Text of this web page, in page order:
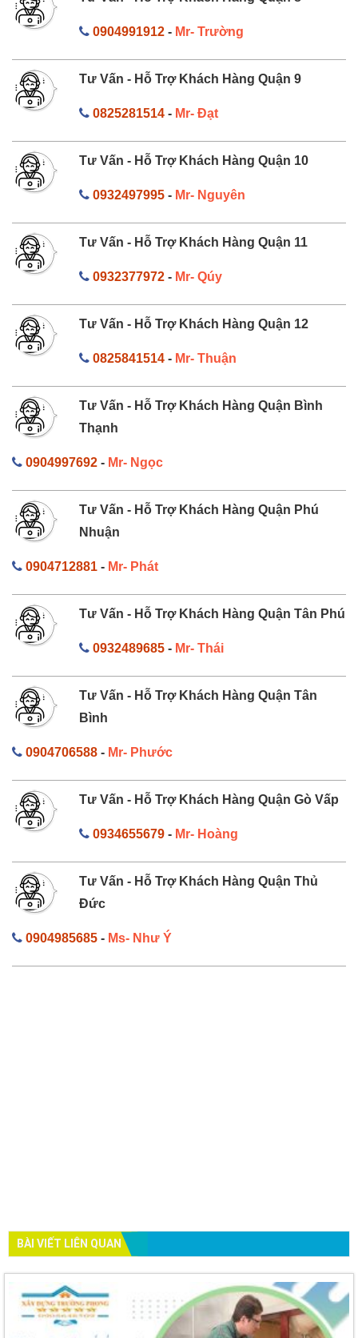
0904991912- Mr- Trường
Tư Vấn - Hỗ Trợ Khách Hàng Quận 9
0825281514- Mr- Đạt
Tư Vấn - Hỗ Trợ Khách Hàng Quận 10
0932497995- Mr- Nguyên
Tư Vấn - Hỗ Trợ Khách Hàng Quận 11
0932377972- Mr- Qúy
Tư Vấn - Hỗ Trợ Khách Hàng Quận 12
0825841514- Mr- Thuận
Tư Vấn - Hỗ Trợ Khách Hàng Quận Bình
Thạnh
0904997692 - Mr- Ngọc
Tư Vấn - Hỗ Trợ Khách Hàng Quận Phú
Nhuận
0904712881 - Mr- Phát
Tư Vấn - Hỗ Trợ Khách Hàng Quận Tân Phú
0932489685- Mr- Thái
Tư Vấn - Hỗ Trợ Khách Hàng Quận Tân
Bình
0904706588 - Mr- Phước
Tư Vấn - Hỗ Trợ Khách Hàng Quận Gò Vấp
0934655679- Mr- Hoàng
Tư Vấn - Hỗ Trợ Khách Hàng Quận Thủ
Đức
0904985685 - Ms- Như Ý
BÀI VIẾT LIÊN QUAN